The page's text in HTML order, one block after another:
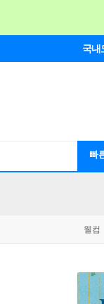
국내
빠
웰컴